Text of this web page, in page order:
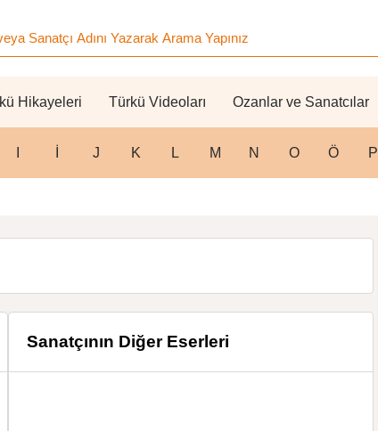
Hikayeleri Türkü Videoları Ozanlar ve Sanatcılar
J K L M N O Ö P
Sanatçının Diğer Eserleri